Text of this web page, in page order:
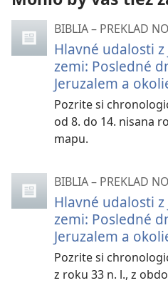
BIBLIA – PREKLAD
Hlavné udalosti z
zemi: Posledné
Jeruzalem a
Pozrite si
od 8. do 14. nisana
mapu.
BIBLIA – PREKLAD
Hlavné udalosti z
zemi: Posledné
Jeruzalem a
Pozrite si
z roku 33 n. l., z